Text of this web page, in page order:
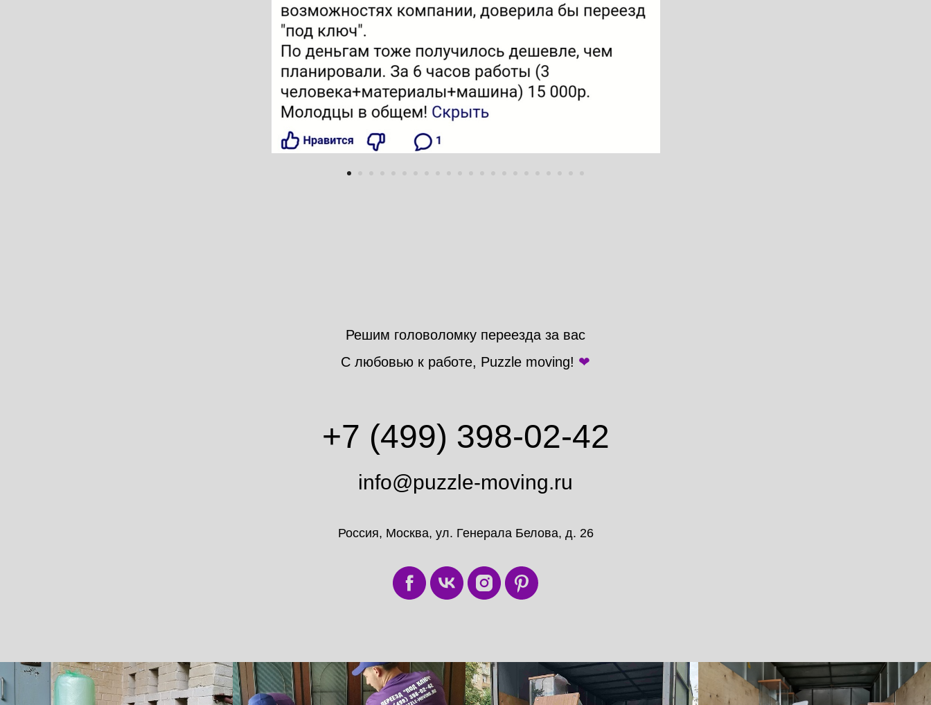
Решим головоломку переезда за вас
С любовью к работе, Puzzle moving! ❤
+7 (499) 398-02-42
info@puzzle-moving.ru
Россия, Москва, ул. Генерала Белова, д. 26